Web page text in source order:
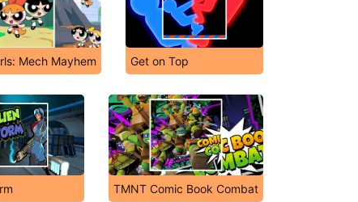
Mech Mayhem Get on Top
TMNT Comic Book Combat